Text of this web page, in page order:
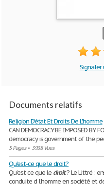
Signaler
Documents relatifs
Religion D'état Et Droits De L'homme
CAN DEMOCRACY BE IMPOSED
democracy is government of the
5 Pages• 3938 Vues
Qu'est-ce que le droit?
Qu’est ce que le droit? Le Littré :
conduite d l’homme en société et